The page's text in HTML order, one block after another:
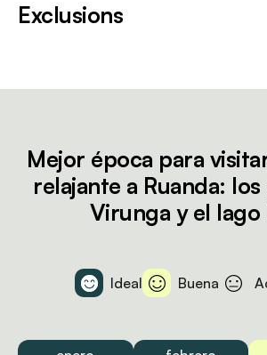
Exclusions
Mejor época para
relajante a Ruanda:
Virunga y el lago
Ideal Buena